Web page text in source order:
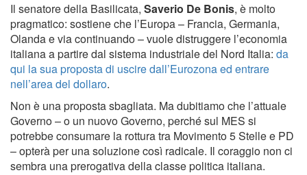
Il senatore della Basilicata, Saverio De Bonis, è molto
pragmatico: sostiene che l’Europa – Francia, Germania,
Olanda e via continuando – vuole distruggere l’economia
italiana a partire dal sistema industriale del Nord Italia: da
qui la sua proposta di uscire dall’Eurozona ed entrare
nell’area del dollaro.
Non è una proposta sbagliata. Ma dubitiamo che l’attuale
Governo – o un nuovo Governo, perché sul MES si
potrebbe consumare la rottura tra Movimento 5 Stelle e PD
– opterà per una soluzione così radicale. Il coraggio non ci
sembra una prerogativa della classe politica italiana.